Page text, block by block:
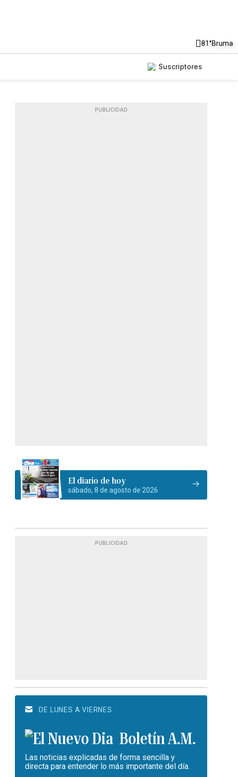
81°Bruma
Suscriptores
PUBLICIDAD
El diario de hoy
sábado, 8 de agosto de 2026
PUBLICIDAD
DE LUNES A VIERNES
Boletín A.M.
Las noticias explicadas de forma sencilla y
directa para entender lo más importante del día.